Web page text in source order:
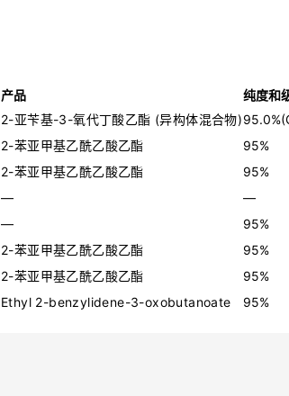
产品
纯度和
2-亚苄基-3-氧代丁酸乙酯 (异构体混合物)
2-苯亚甲基乙酰乙酸乙酯 95%
2-苯亚甲基乙酰乙酸乙酯 95%
— —
— 95%
2-苯亚甲基乙酰乙酸乙酯 95%
2-苯亚甲基乙酰乙酸乙酯 95%
Ethyl 2-benzylidene-3-oxobutanoate 95%